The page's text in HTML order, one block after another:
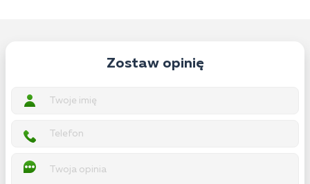
Zostaw opinię